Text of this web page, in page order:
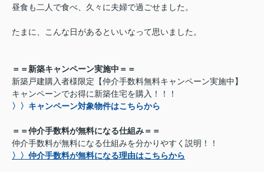
昼食も二人で食べ、久々に夫婦で過ごせました。
たまに、こんな日があるといいなって思いました。
＝＝新築キャンペーン実施中＝＝
新築戸建購入者様限定【仲介手数料無料キャンペーン実施中】
キャンペーンでお得に新築住宅を購入！！！
〉〉キャンペーン対象物件はこちらから
＝＝仲介手数料が無料になる仕組み＝＝
仲介手数料が無料になる仕組みを分かりやすく説明！！
〉〉仲介手数料が無料になる理由はこちらから